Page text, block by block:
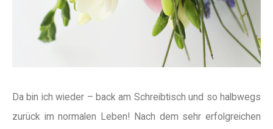
Da bin ich wieder – back am Schreibtisch und so halbwegs
zurück im normalen Leben! Nach dem sehr erfolgreichen